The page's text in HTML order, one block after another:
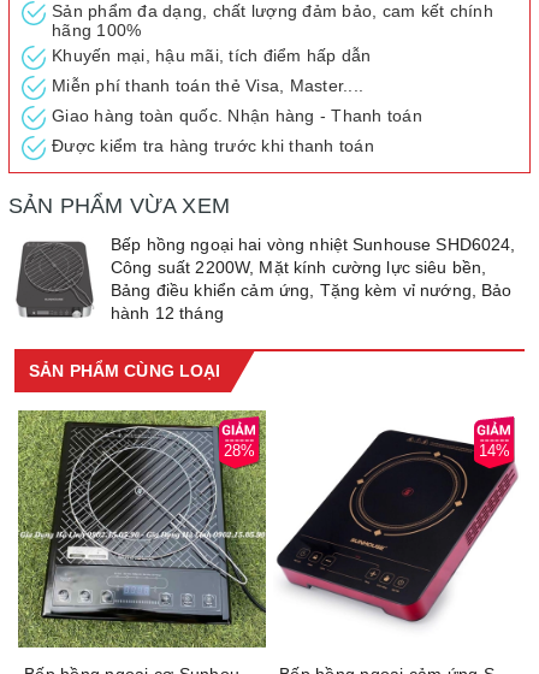
Bảo hành: 12 tháng
TỔNG QUAN
Bếp hồng ngoại một sản phẩm điện gia dụng được rất nhiều gia
đình lựa chọn tin dùng bởi những công dụng tuyệt vời và sự tiện
lợi mà chúng mang lại cho người sử dụng. Bếp hồng ngoại hoạt
động dựa vào dòng điện đốt nóng các lõi điện bên trong (cuộn
nóng đáy nồi và nấu chín thức ăn. Nhờ thế, bếp hồng ngoại có
thể dùng được cho tất cả các loại nồi và cũng có thể dùng để
nướng thức ăn được.
Bếp hồng ngoại hai vòng nhiệt SUNHOUSE SHD6024 được tạo
thành từ những chất liệu cao cấp nhất, cùng công nghệ hiện đại
nhất, thân thiện với người sử dụng sẽ là lựa chọn hoàn hảo cho
mọi căn bếp Việt
Sản phẩm đa dạng, chất lượng đảm bảo, cam kết chính
hãng 100%
Khuyến mại, hậu mãi, tích điểm hấp dẫn
Miễn phí thanh toán thẻ Visa, Master....
Giao hàng toàn quốc. Nhận hàng - Thanh toán
Được kiểm tra hàng trước khi thanh toán
SẢN PHẨM VỪA XEM
Bếp hồng ngoại hai vòng nhiệt Sunhouse SHD6024,
Công suất 2200W, Mặt kính cường lực siêu bền,
Bảng điều khiển cảm ứng, Tặng kèm vỉ nướng, Bảo
hành 12 tháng
SẢN PHẨM CÙNG LOẠI
28% 14%